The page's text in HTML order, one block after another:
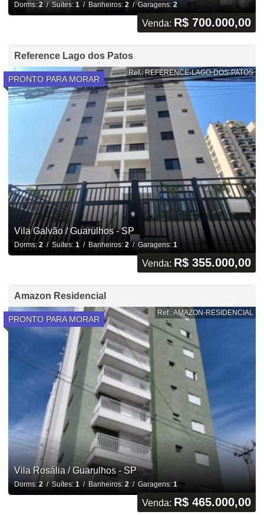
Dorms: 2/ Suítes: 1/ Banheiros: 2/ Garagens: 2
Venda: R$ 700.000,00
Reference Lago dos Patos
PRONTO PARA MORAR
Ref.: REFERENCE-LAGO-DOS-PATOS
Vila Galvão / Guarulhos - SP
Dorms:2/ Suítes: 1 / Banheiros: 2 / Garagens: 1
Venda: R$ 355.000,00
Amazon Residencial
PRONTO PARA MORAR
Ref.: AMAZON-RESIDENCIAL
Vila Rosália / Guarulhos - SP
Dorms: 2/ Suítes: 1/ Banheiros: 2/ Garagens: 1
Venda: R$ 465.000,00